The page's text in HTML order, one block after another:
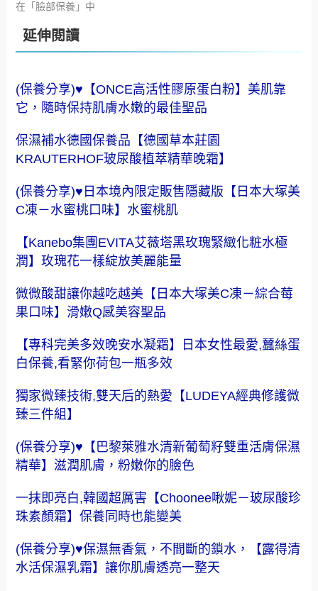
在「臉部保養」中
延伸閱讀
(保養分享)♥【ONCE高活性膠原蛋白粉】美肌靠
它，隨時保持肌膚水嫩的最佳聖品
保濕補水德國保養品【德國草本莊園
KRAUTERHOF玻尿酸植萃精華晚霜】
(保養分享)♥日本境內限定販售隱藏版【日本大塚美
C凍－水蜜桃口味】水蜜桃肌
【Kanebo集團EVITA艾薇塔黑玫瑰緊緻化粧水極
潤】玫瑰花一樣綻放美麗能量
微微酸甜讓你越吃越美【日本大塚美C凍－綜合莓
果口味】滑嫩Q感美容聖品
【專科完美多效晚安水凝霜】日本女性最愛,蠺絲蛋
白保養,看緊你荷包一瓶多效
獨家微臻技術,雙天后的熱愛【LUDEYA經典修護微
臻三件組】
(保養分享)♥【巴黎萊雅水清新葡萄籽雙重活膚保濕
精華】滋潤肌膚，粉嫩你的臉色
一抹即亮白,韓國超厲害【Choonee啾妮－玻尿酸珍
珠素顏霜】保養同時也能變美
(保養分享)♥保濕無香氣，不間斷的鎖水，【露得清
水活保濕乳霜】讓你肌膚透亮一整天